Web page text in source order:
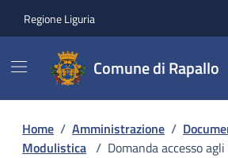
Regione Liguria
Comune di Rapallo
Home / Amministrazione /
Modulistica / Domanda accesso